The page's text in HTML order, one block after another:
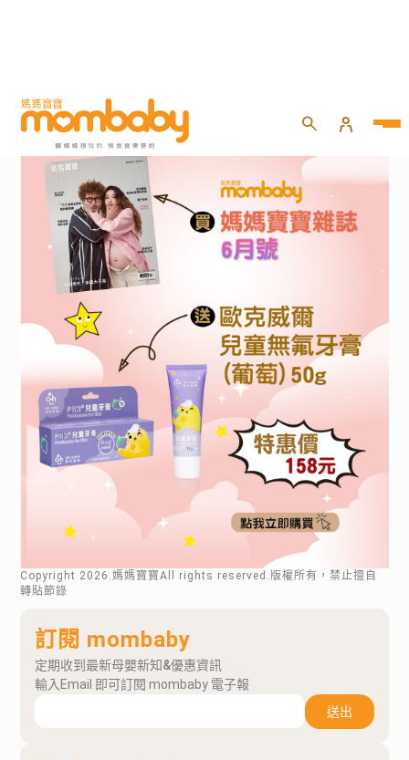
Copyright 2026 .媽媽寶寶All rights reserved.版權所有，禁止擅自
轉貼節錄
訂閱 mombaby
定期收到最新母嬰新知&優惠資訊
輸入Email 即可訂閱 mombaby 電子報
送出